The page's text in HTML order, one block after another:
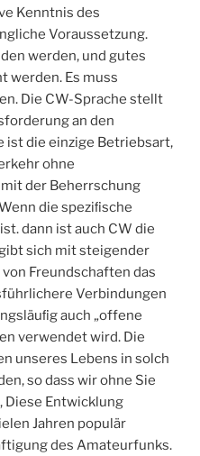
Kenntnis des
Voraussetzung.
werden, und gutes
werden. Es muss
Die CW-Sprache stellt
an den
ist die einzige Betriebsart,
ohne
der Beherrschung
die speziﬁsche
dann ist auch CW die
sich mit steigender
Freundschaften das
Verbindungen
auch „offene
verwendet wird. Die
unseres Lebens in solch
so dass wir ohne Sie
Diese Entwicklung
Jahren populär
des Amateurfunks.